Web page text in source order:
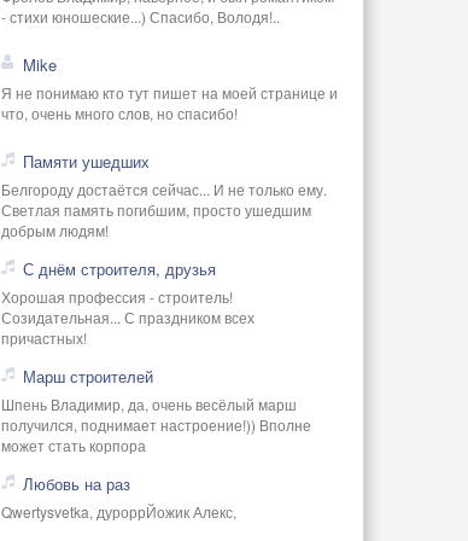
- стихи юношеские...) Спасибо, Володя!..
Mike
Я не понимаю кто тут пишет на моей странице и
что, очень много слов, но спасибо!
Памяти ушедших
Белгороду достаётся сейчас... И не только ему.
Светлая память погибшим, просто ушедшим
добрым людям!
С днём строителя, друзья
Хорошая профессия - строитель!
Созидательная... С праздником всех
причастных!
Марш строителей
Шпень Владимир, да, очень весёлый марш
получился, поднимает настроение!)) Вполне
может стать корпора
Любовь на раз
Qwertysvetka, дуроррЙожик Алекс,